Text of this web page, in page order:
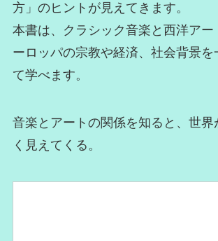
方」のヒントが見えてきます。
本書は、クラシック音楽と西洋アー
ーロッパの宗教や経済、社会背景を
て学べます。
音楽とアートの関係を知ると、世界
く見えてくる。